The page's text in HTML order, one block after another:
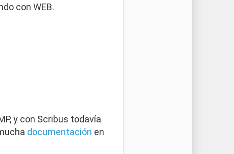
con WEB.
y con Scribus todavía
documentación en